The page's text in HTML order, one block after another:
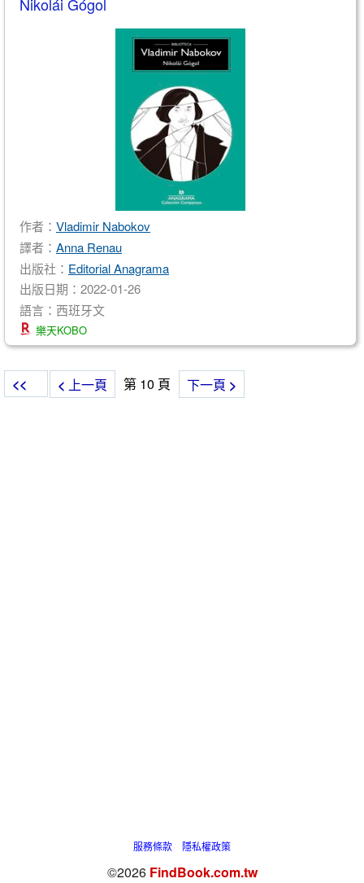
作者： Vladimir Nabokov
譯者： Anna Renau
出版社： Editorial Anagrama
出版日期：2022-01-26
語言：西班牙文
樂天KOBO
<< < 上一頁 第 10 頁 下一頁 >
服務條款 隱私權政策
©2026 FindBook.com.tw